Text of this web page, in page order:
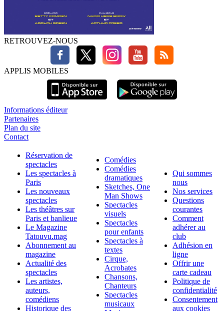
RETROUVEZ-NOUS
APPLIS MOBILES
Informations éditeur
Partenaires
Plan du site
Contact
Réservation de
spectacles
Les spectacles à
Paris
Les nouveaux
spectacles
Les théâtres sur
Paris et banlieue
Le Magazine
Tatouvu.mag
Abonnement au
magazine
Actualité des
spectacles
Les artistes,
auteurs,
comédiens
Historique des
Comédies
Comédies
dramatiques
Sketches, One
Man Shows
Spectacles
visuels
Spectacles
pour enfants
Spectacles à
textes
Cirque,
Acrobates
Chansons,
Chanteurs
Spectacles
musicaux
Qui sommes
nous
Nos services
Questions
courantes
Comment
adhérer au
club
Adhésion en
ligne
Offrir une
carte cadeau
Politique de
confidentialité
Consentement
aux cookies